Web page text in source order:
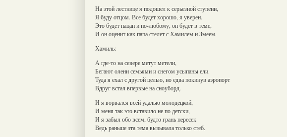
На этой лестнице я подошел к серьезной ступени,
Я буду отцом. Все будет хорошо, я уверен.
Это будет пацан и по-любому, он будет в теме,
И он оценит как папа стелет с Хамилем и Змеем.
Хамиль:
А где-то на севере метут метели,
Бегают олени семьями и снегом усыпаны ели.
Туда я ехал с другой целью, но едва покинув аэропорт
Вдруг встал впервые на сноуборд.
И я ворвался всей удалью молодецкой,
И меня так это вставило не по детски,
И я забыл обо всем, будто грань пересек
Ведь раньше эта тема вызывала только стеб.